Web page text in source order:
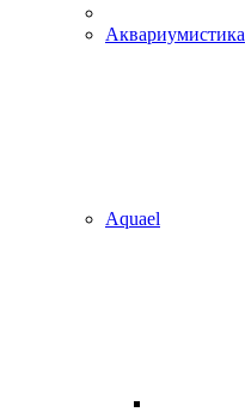
Аквариумистика
Aquael